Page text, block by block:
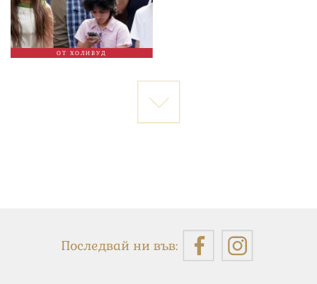
ОТ ХОЛИВУД
Последвай ни във: